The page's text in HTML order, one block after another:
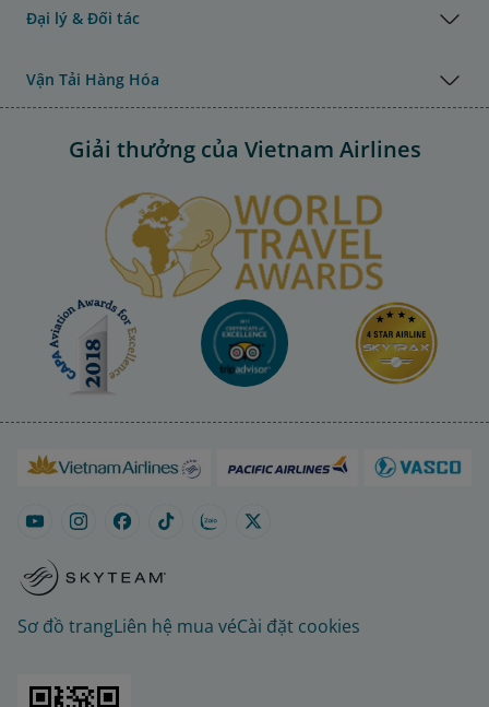
Đại lý & Đối tác
Vận Tải Hàng Hóa
Giải thưởng của Vietnam Airlines
Sơ đồ trangLiên hệ mua véCài đặt cookies